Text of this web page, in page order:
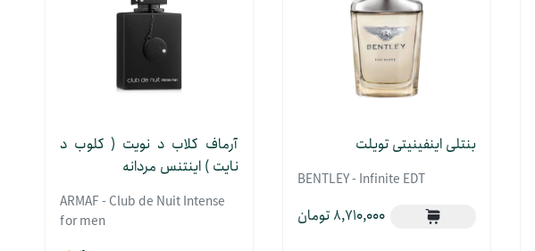
بنتلی اینفینیتی تویلت
BENTLEY - Infinite EDT
8,710,000
آرماف کلاب د نویت ( کلوب د
نایت ) اینتنس مردانه
ARMAF - Club de Nuit Intense
for men